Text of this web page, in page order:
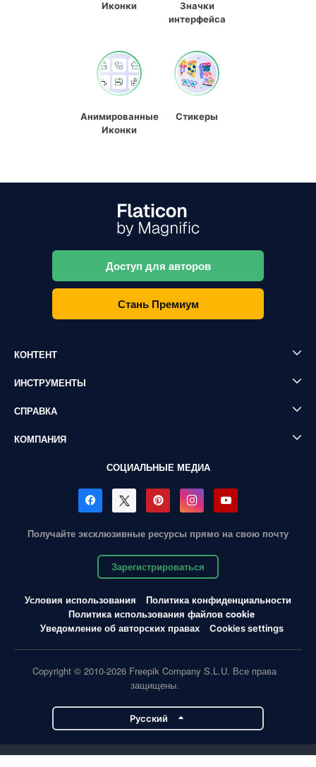
Иконки
Значки
интерфейса
Анимированные
Иконки
Стикеры
Доступ для авторов
Стань Премиум
КОНТЕНТ
ИНСТРУМЕНТЫ
СПРАВКА
КОМПАНИЯ
СОЦИАЛЬНЫЕ МЕДИА
Получайте эксклюзивные ресурсы прямо на свою почту
Зарегистрироваться
Условия использования
Политика конфиденциальности
Политика использования файлов cookie
Уведомление об авторских правах
Cookies settings
Copyright © 2010-2026 Freepik Company S.L.U. Все права
защищены.
Pусский